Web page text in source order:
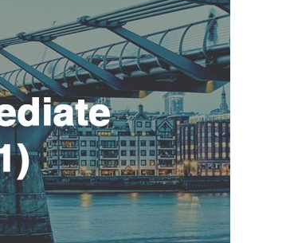
английского языка на уровне Intermediate
изучение таких тем в учебном курсе
на курсе Intermediate